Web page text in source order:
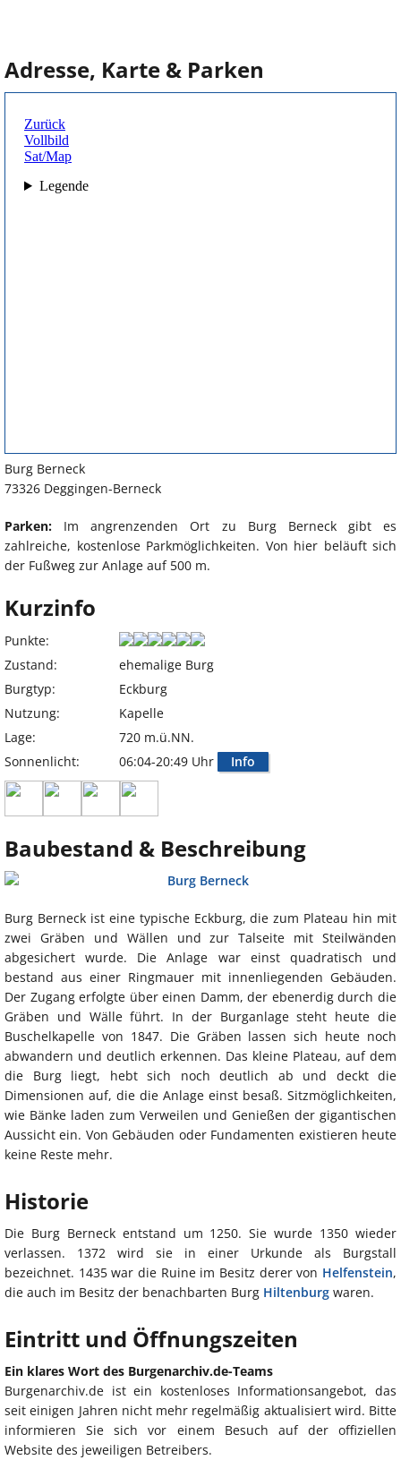
Adresse, Karte & Parken
Burg Berneck
73326 Deggingen-Berneck
Parken: Im angrenzenden Ort zu Burg Berneck gibt es
zahlreiche, kostenlose Parkmöglichkeiten. Von hier beläuft sich
der Fußweg zur Anlage auf 500 m.
Kurzinfo
Punkte:
Zustand:
ehemalige Burg
Burgtyp:
Eckburg
Nutzung:
Kapelle
Lage:
720 m.ü.NN.
Sonnenlicht:
06:04-20:49 Uhr Info
Baubestand & Beschreibung
Burg Berneck ist eine typische Eckburg, die zum Plateau hin mit
zwei Gräben und Wällen und zur Talseite mit Steilwänden
abgesichert wurde. Die Anlage war einst quadratisch und
bestand aus einer Ringmauer mit innenliegenden Gebäuden.
Der Zugang erfolgte über einen Damm, der ebenerdig durch die
Gräben und Wälle führt. In der Burganlage steht heute die
Buschelkapelle von 1847. Die Gräben lassen sich heute noch
abwandern und deutlich erkennen. Das kleine Plateau, auf dem
die Burg liegt, hebt sich noch deutlich ab und deckt die
Dimensionen auf, die die Anlage einst besaß. Sitzmöglichkeiten,
wie Bänke laden zum Verweilen und Genießen der gigantischen
Aussicht ein. Von Gebäuden oder Fundamenten existieren heute
keine Reste mehr.
Historie
Die Burg Berneck entstand um 1250. Sie wurde 1350 wieder
verlassen. 1372 wird sie in einer Urkunde als Burgstall
bezeichnet. 1435 war die Ruine im Besitz derer von Helfenstein,
die auch im Besitz der benachbarten Burg Hiltenburg waren.
Eintritt und Öffnungszeiten
Ein klares Wort des Burgenarchiv.de-Teams
Burgenarchiv.de ist ein kostenloses Informationsangebot, das
seit einigen Jahren nicht mehr regelmäßig aktualisiert wird. Bitte
informieren Sie sich vor einem Besuch auf der offiziellen
Website des jeweiligen Betreibers.